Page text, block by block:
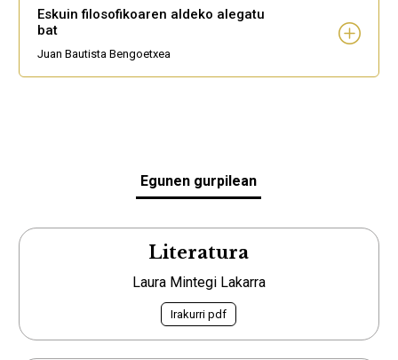
Eskuin filosofikoaren aldeko alegatu
bat
Juan Bautista Bengoetxea
Egunen gurpilean
Literatura
Laura Mintegi Lakarra
Irakurri pdf